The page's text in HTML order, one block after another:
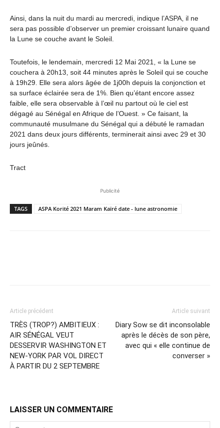
Ainsi, dans la nuit du mardi au mercredi, indique l’ASPA, il ne
sera pas possible d’observer un premier croissant lunaire quand
la Lune se couche avant le Soleil.
Toutefois, le lendemain, mercredi 12 Mai 2021, « la Lune se
couchera à 20h13, soit 44 minutes après le Soleil qui se couche
à 19h29. Elle sera alors âgée de 1j00h depuis la conjonction et
sa surface éclairée sera de 1%. Bien qu’étant encore assez
faible, elle sera observable à l’œil nu partout où le ciel est
dégagé au Sénégal en Afrique de l’Ouest. » Ce faisant, la
communauté musulmane du Sénégal qui a débuté le ramadan
2021 dans deux jours différents, terminerait ainsi avec 29 et 30
jours jeûnés.
Tract
Publicité
TAGS ASPA Korité 2021 Maram Kaïré date - lune astronomie
Article précédent
TRÈS (TROP?) AMBITIEUX :
AIR SÉNÉGAL VEUT
DESSERVIR WASHINGTON ET
NEW-YORK PAR VOL DIRECT
À PARTIR DU 2 SEPTEMBRE
Article suivant
Diary Sow se dit inconsolable
après le décès de son père,
avec qui « elle continue de
converser »
LAISSER UN COMMENTAIRE